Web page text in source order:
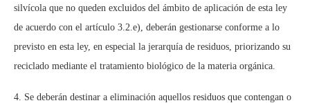
silvícola que no queden excluidos del ámbito de aplicación de esta ley
de acuerdo con el artículo 3.2.e), deberán gestionarse conforme a lo
previsto en esta ley, en especial la jerarquía de residuos, priorizando su
reciclado mediante el tratamiento biológico de la materia orgánica.
4. Se deberán destinar a eliminación aquellos residuos que contengan o